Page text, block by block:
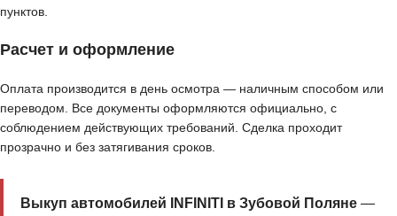
пунктов.
Расчет и оформление
Оплата производится в день осмотра — наличным способом или
переводом. Все документы оформляются официально, с
соблюдением действующих требований. Сделка проходит
прозрачно и без затягивания сроков.
Выкуп автомобилей INFINITI в Зубовой Поляне—